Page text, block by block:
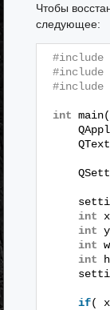
Чтобы
следующее:
#include
#include
#include
int
int
int
int
int
if(